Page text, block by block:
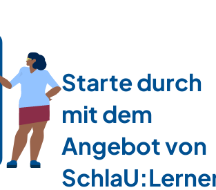
Starte durch
mit dem
Angebot von